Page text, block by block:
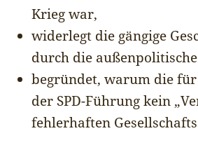
Krieg war,
widerlegt die gängige
durch die
begründet, warum die
der SPD-Führung kein
fehlerhaften